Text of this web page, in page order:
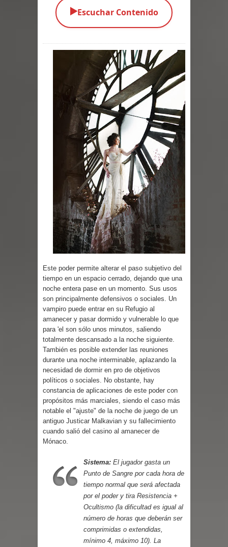
Parte 02: Los Muertos Gobiernan a
Parte 01: Escondido a Plena Luz
Parte 02: El Enemigo de mi Enemigo
Parte 06: Coletazos
Parte 05: Los Horrores del Infierno
Parte 04: Oídos Sordos
Parte 03: La Traición
Parte 02: Vuelve el Hijo Prodigo
Parte 03: Reflexiones
Parte 02: Un Bicho Raro
▶️Escuchar Contenido
Este poder permite alterar el paso subjetivo del
tiempo en un espacio cerrado, dejando que una
noche entera pase en un momento. Sus usos
son principalmente defensivos o sociales. Un
vampiro puede entrar en su Refugio al
amanecer y pasar dormido y vulnerable lo que
para 'el son sólo unos minutos, saliendo
totalmente descansado a la noche siguiente.
También es posible extender las reuniones
durante una noche interminable, aplazando la
necesidad de dormir en pro de objetivos
políticos o sociales. No obstante, hay
constancia de aplicaciones de este poder con
propósitos más marciales, siendo el caso más
notable el "ajuste" de la noche de juego de un
antiguo Justicar Malkavian y su fallecimiento
cuando salió del casino al amanecer de
Mónaco.
Sistema: El jugador gasta un
Punto de Sangre por cada hora de
tiempo normal que será afectada
por el poder y tira Resistencia +
Ocultismo (la dificultad es igual al
número de horas que deberán ser
comprimidas o extendidas,
mínimo 4, máximo 10). La